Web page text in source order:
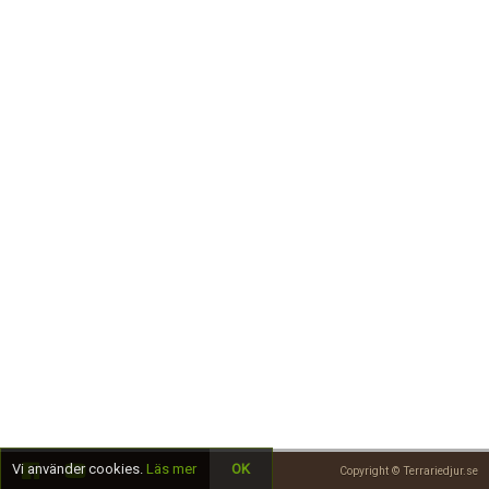
Copyright © Terrariedjur.se
Vi använder cookies. Läs mer OK